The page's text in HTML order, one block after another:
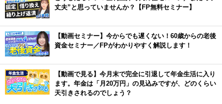
丈夫”と思っていませんか？【FP無料セミナー】
【動画セミナー】今からでも遅くない！60歳からの老後
資金セミナー／FPがわかりやすく解説します！
【動画で見る】今月末で完全に引退して年金生活に入り
ます。年金は「月20万円」の見込みですが、どのくらい
天引きされるのでしょう？